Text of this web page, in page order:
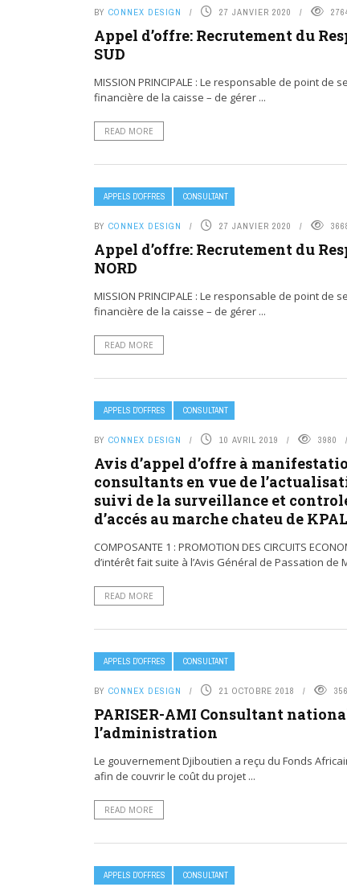
BY CONNEX DESIGN 27 JANVIER 2020
Appel d’offre: Recrutement du
SUD
MISSION PRINCIPALE : Le responsable de point
financière de la caisse – de gérer ...
READ MORE
APPELS D’OFFRES CONSULTANT
BY CONNEX DESIGN 27 JANVIER 2020
Appel d’offre: Recrutement du
NORD
MISSION PRINCIPALE : Le responsable de point
financière de la caisse – de gérer ...
READ MORE
APPELS D’OFFRES CONSULTANT
BY CONNEX DESIGN 10 AVRIL 2019 3980
Avis d’appel d’offre à
consultants en vue de
suivi de la surveillance et
d’accés au marche chateu de
COMPOSANTE 1 : PROMOTION DES CIRCUITS
d’intérêt fait suite à l’Avis Général de Passation de
READ MORE
APPELS D’OFFRES CONSULTANT
BY CONNEX DESIGN 21 OCTOBRE 2018
PARISER-AMI Consultant
l’administration
Le gouvernement Djiboutien a reçu du Fonds
afin de couvrir le coût du projet ...
READ MORE
APPELS D’OFFRES CONSULTANT